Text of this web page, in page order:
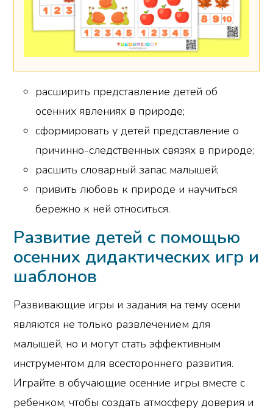
расширить представление детей об
осенних явлениях в природе;
сформировать у детей представление о
причинно-следственных связях в природе;
расшить словарный запас малышей;
привить любовь к природе и научиться
бережно к ней относиться.
Развитие детей с помощью
осенних дидактических игр и
шаблонов
Развивающие игры и задания на тему осени
являются не только развлечением для
малышей, но и могут стать эффективным
инструментом для всестороннего развития.
Играйте в обучающие осенние игры вместе с
ребенком, чтобы создать атмосферу доверия и